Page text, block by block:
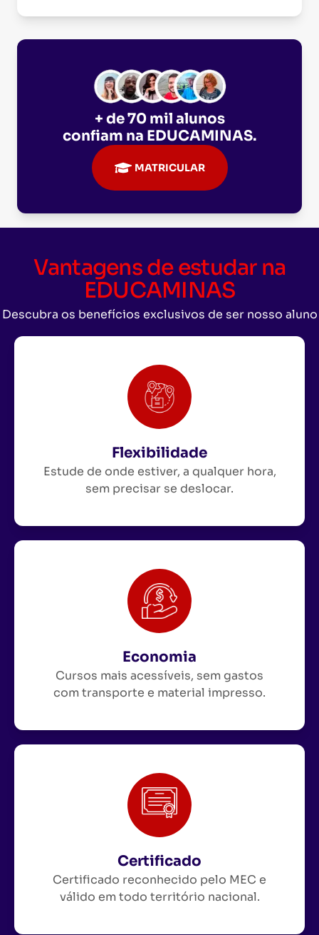
+ de 70 mil alunos
confiam na EDUCAMINAS.
MATRICULAR
Vantagens de estudar na
EDUCAMINAS
Descubra os benefícios exclusivos de ser nosso aluno
Flexibilidade
Estude de onde estiver, a qualquer hora,
sem precisar se deslocar.
Economia
Cursos mais acessíveis, sem gastos
com transporte e material impresso.
Certificado
Certificado reconhecido pelo MEC e
válido em todo território nacional.